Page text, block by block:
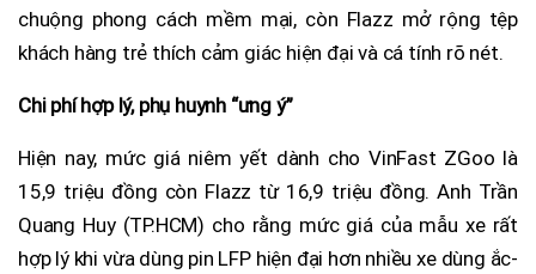
chuộng phong cách mềm mại, còn Flazz mở rộng tệp
khách hàng trẻ thích cảm giác hiện đại và cá tính rõ nét.
Chi phí hợp lý, phụ huynh “ưng ý”
Hiện nay, mức giá niêm yết dành cho VinFast ZGoo là
15,9 triệu đồng còn Flazz từ 16,9 triệu đồng. Anh Trần
Quang Huy (TP.HCM) cho rằng mức giá của mẫu xe rất
hợp lý khi vừa dùng pin LFP hiện đại hơn nhiều xe dùng ắc-